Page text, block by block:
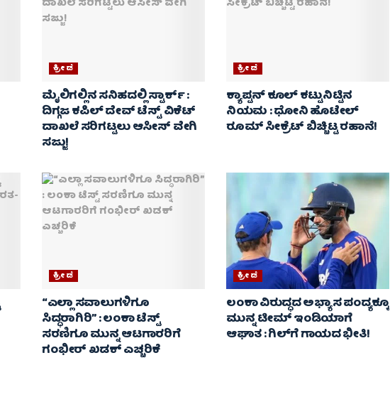
ಕ್ರೀಡೆ
ಮೈಲಿಗಲ್ಲಿನ ಸನಿಹದಲ್ಲಿ ಸ್ಟಾರ್ಕ್ :
ದಿಗ್ಗಜ ಕಪಿಲ್ ದೇವ್ ಟೆಸ್ಟ್ ವಿಕೆಟ್
ದಾಖಲೆ ಸರಿಗಟ್ಟಲು ಆಸೀಸ್ ವೇಗಿ
ಸಜ್ಜು!
ಕ್ರೀಡೆ
ಕ್ಯಾಪ್ಟನ್ ಕೂಲ್ ಕಟ್ಟುನಿಟ್ಟಿನ
ನಿಯಮ : ಧೋನಿ ಹೊಟೇಲ್
ರೂಮ್ ಸೀಕ್ರೆಟ್ ಬಿಚ್ಚಿಟ್ಟ ರಹಾನೆ!
ಕ್ರೀಡೆ
“ಎಲ್ಲಾ ಸವಾಲುಗಳಿಗೂ
ಸಿದ್ಧರಾಗಿರಿ” : ಲಂಕಾ ಟೆಸ್ಟ್
ಸರಣಿಗೂ ಮುನ್ನ ಆಟಗಾರರಿಗೆ
ಗಂಭೀರ್ ಖಡಕ್ ಎಚ್ಚರಿಕೆ
ಕ್ರೀಡೆ
ಲಂಕಾ ವಿರುದ್ಧದ ಅಭ್ಯಾಸ ಪಂದ್ಯಕ್ಕೂ
ಮುನ್ನ ಟೀಮ್ ಇಂಡಿಯಾಗೆ
ಆಘಾತ : ಗಿಲ್‌ಗೆ ಗಾಯದ ಭೀತಿ!